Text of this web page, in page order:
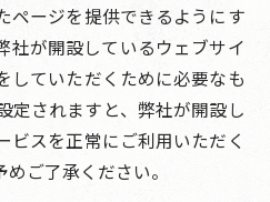
ページを提供できるようにす
社が開設しているウェブサイ
していただくために必要なも
定されますと、弊社が開設し
ビスを正常にご利用いただく
ご了承ください。